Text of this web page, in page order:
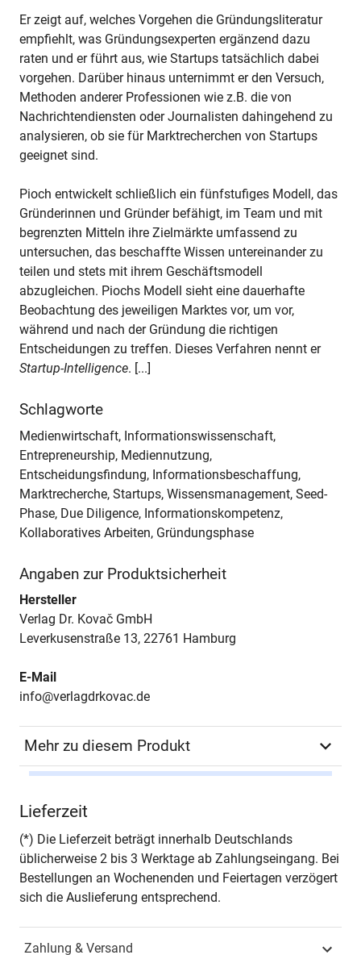
Er zeigt auf, welches Vorgehen die Gründungsliteratur
empfiehlt, was Gründungsexperten ergänzend dazu
raten und er führt aus, wie Startups tatsächlich dabei
vorgehen. Darüber hinaus unternimmt er den Versuch,
Methoden anderer Professionen wie z.B. die von
Nachrichtendiensten oder Journalisten dahingehend zu
analysieren, ob sie für Marktrecherchen von Startups
geeignet sind.
Pioch entwickelt schließlich ein fünfstufiges Modell, das
Gründerinnen und Gründer befähigt, im Team und mit
begrenzten Mitteln ihre Zielmärkte umfassend zu
untersuchen, das beschaffte Wissen untereinander zu
teilen und stets mit ihrem Geschäftsmodell
abzugleichen. Piochs Modell sieht eine dauerhafte
Beobachtung des jeweiligen Marktes vor, um vor,
während und nach der Gründung die richtigen
Entscheidungen zu treffen. Dieses Verfahren nennt er
Startup-Intelligence. [...]
Schlagworte
Medienwirtschaft, Informationswissenschaft,
Entrepreneurship, Mediennutzung,
Entscheidungsfindung, Informationsbeschaffung,
Marktrecherche, Startups, Wissensmanagement, Seed-
Phase, Due Diligence, Informationskompetenz,
Kollaboratives Arbeiten, Gründungsphase
Angaben zur Produktsicherheit
Hersteller
Verlag Dr. Kovač GmbH
Leverkusenstraße 13, 22761 Hamburg
E-Mail
info@verlagdrkovac.de
Mehr zu diesem Produkt
Seiten 354
Jahr Hamburg 2016
Fachdisziplin
Lieferzeit
(*) Die Lieferzeit beträgt innerhalb Deutschlands
üblicherweise 2 bis 3 Werktage ab Zahlungseingang. Bei
Bestellungen an Wochenenden und Feiertagen verzögert
sich die Auslieferung entsprechend.
Zahlung & Versand